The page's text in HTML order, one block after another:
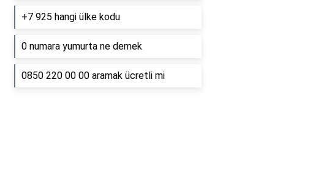
+7 925 hangi ülke kodu
0 numara yumurta ne demek
0850 220 00 00 aramak ücretli mi